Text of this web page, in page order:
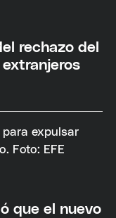
rechazo del
que el nuevo